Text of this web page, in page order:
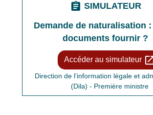
assignment SIMULATEUR
Demande de naturalisation
documents fournir ?
Accéder au simulateur
Direction de l'information légale et
(Dila) - Première ministre